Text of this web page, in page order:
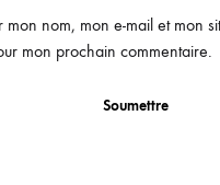
mon nom, mon e-mail et mon
mon prochain commentaire.